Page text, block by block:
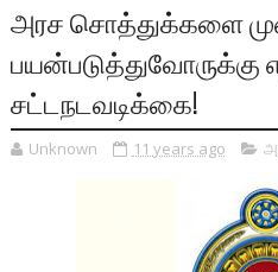
அரச சொத்துக்களை
பயன்படுத்துவோருக்கு
சட்டநடவடிக்கை!
Unknown 11 years ago